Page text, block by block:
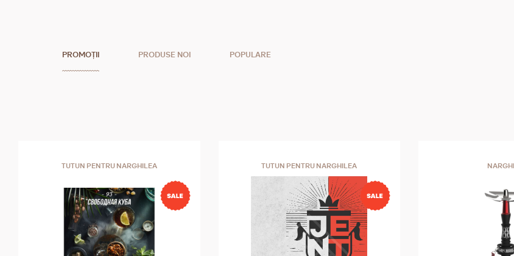
PROMOȚII PRODUSE NOI POPULARE
TUTUN PENTRU NARGHILEA TUTUN PENTRU NARGHILEA